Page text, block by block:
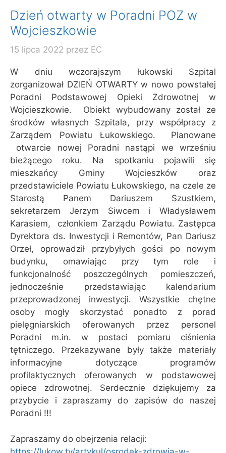
Dzień otwarty w Poradni POZ w
Wojcieszkowie
15 lipca 2022 przez EC
W dniu wczorajszym łukowski Szpital
zorganizował DZIEŃ OTWARTY w nowo powstałej
Poradni Podstawowej Opieki Zdrowotnej w
Wojcieszkowie. Obiekt wybudowany został ze
środków własnych Szpitala, przy współpracy z
Zarządem Powiatu Łukowskiego. Planowane
otwarcie nowej Poradni nastąpi we wrześniu
bieżącego roku. Na spotkaniu pojawili się
mieszkańcy Gminy Wojcieszków oraz
przedstawiciele Powiatu Łukowskiego, na czele ze
Starostą Panem Dariuszem Szustkiem,
sekretarzem Jerzym Siwcem i Władysławem
Karasiem, członkiem Zarządu Powiatu. Zastępca
Dyrektora ds. Inwestycji i Remontów, Pan Dariusz
Orzeł, oprowadził przybyłych gości po nowym
budynku, omawiając przy tym role i
funkcjonalność poszczególnych pomieszczeń,
jednocześnie przedstawiając kalendarium
przeprowadzonej inwestycji. Wszystkie chętne
osoby mogły skorzystać ponadto z porad
pielęgniarskich oferowanych przez personel
Poradni m.in. w postaci pomiaru ciśnienia
tętniczego. Przekazywane były także materiały
informacyjne dotyczące programów
profilaktycznych oferowanych w podstawowej
opiece zdrowotnej. Serdecznie dziękujemy za
przybycie i zapraszamy do zapisów do naszej
Poradni !!!
Zapraszamy do obejrzenia relacji: